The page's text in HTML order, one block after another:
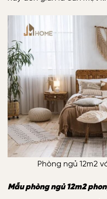
Phòng ngủ 12m2
Mẫu phòng ngủ 12m2